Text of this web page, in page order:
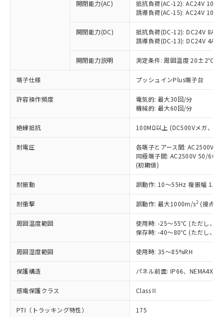
開閉能力(AC)
抵抗負荷(AC-12): AC24V 10A/
誘導負荷(AC-15): AC24V
開閉能力(DC)
抵抗負荷(DC-12): DC24V 8A/
誘導負荷(DC-13): DC24V 4A/
開閉能力説明 測定条件: 周囲温度 20±2℃、
端子仕様 プッシュインPlus端子台
許容操作頻度
電気的: 最大30回/分
機械的: 最大60回/分
絶縁抵抗 100MΩ以上 (DC500Vメガ、点
耐電圧
各端子とアース間: AC2500V
同極端子間: AC2500V 50/
(初期値)
耐振動 誤動作: 10～55Hz 複振幅
耐衝撃 誤動作: 最大1000m/s2 (接点
周囲温度範囲
使用時: -25～55℃ (ただし、氷
保存時: -40～80℃ (ただし、氷
周囲湿度範囲 使用時: 35～85%RH
保護構造 パネル前面: IP66、NEMA4X,
感電保護クラス Class II
PTI（トラッキング特性） 175
本サービスの対象外となる商品もある
ことをご了承ください。
在庫状況および標準価格照会結果は、
記載している更新日時点での社内デー
タに基づき作成されるものであり、閲
覧された時点での実際の在庫および標
正式な納期状況および標準価格はお客
様のお取引先、またはお客様担当のオ
ムロン制御機器販売店・当社販売員に
オムロン制御機器販売店や当社販売拠
販売ネットワーク
」をご確認
在庫状況および標準価格結果を当社の
示しないようお願いします。
マイパーツ機能（部品リスト作成サー
ビス）をご利用いただくには、I-Web
メンバーズにご登録されている必要が
お客様が当ウェブサイト上で当社にご
登録された部品リストについて、当社
および当社の共同利用者が、当社の製
品・サービスに関するお客様との取
引・商談に必要な範囲で利用すること
をご了承ください。
の共同利用に関して"
の「1.共同利
仕入先様の事情により、非含有部品として
いたものが、含有品と判明した場合などや
むを得ず変更することがあります。
ミウム(Cd) 100ppm以下、
六価クロム(Cr(Ⅵ)) 1000ppm以下、ポリ臭化ビフェニル
類(PBB) 1000ppm以下、ポリ臭化ジフェニルエーテル類
(PBDE) 1000ppm以下、フタル酸ビス(2-エチルヘキシ
ルベンジル（BBP） 1000ppm以下、フタル酸ジブチル
（DBP） 1000ppm以下、フタル酸ジイソブチル
適用除外項目は除く。
フタル酸エステル類の４物質については閾値を超える意
図的な使用がないことを確認しています。
部品在庫の切り替え状況などにより、予定
月が前後することがあります。
※3 非含有証明書ダウンロード
下記の非含有証明書をダウンロードするこ
EU RoHS指令（10物質）の非含有証明書
51物質の非含有証明書（当社基準）
「×」：最大均質材料含有率が中国RoHSの
基準値を超えていることを示します。
「－」：未確認です。当社販売部門へお問
い合わせください。
*中国RoHS10物質の基準値 (GB/T26572)：
Pb(鉛) :1000ppm、 Hg(水銀) : 1000ppm、 Cd(カドミウ
Cr(Ⅵ)(六価クロム) : 1000ppm、 PBBs(ポリ臭化ビフェ
DBP(フタル酸ジブチル) : 1000ppm、 DIBP(フタル酸ジ
イソブチル) : 1000ppm、 BBP(フタル酸ブチルベンジ
DEHP(フタル酸ビス(2-エチルヘキシル)) : 1000ppm
「ｅ」：有害物質（10物質）のすべてが基
準値以下であることを示します。
「10」：通常の使用状況下において有害物
質が外部に漏えいし、環境に深刻な影響を
及ぼさない年数を意味します。
「－」：未確認です。当社販売部門へお問
当社は、これら貴社製品のうち、外国
為替および外国貿易法に定める商品
（以下｢規制貨物等」という）を輸出
または国外への提供する場合は、日本
国政府の輸出許可(または役務取引許
可)を取得するなどの必要な手続きを
当社は規制貨物を破棄する場合は、完
全に破砕するなど、違法に輸出されな
いよう必要な手段を講じます。
当社は貴社製品を、核兵器、ミサイ
ル、化学兵器、生物兵器またはその他
武器並びにこれらの製造装置等に一切
当社は、貴社製品を第三者に販売する
場合は、上記1、2および3の内容を当
該第三者に通知します。また当社は、
販売先および販売に係わる関係者が違
法に輸出するおそれがある場合は、取
キャンセル
一定数以上の在庫あり
一定数には満たないが在庫あり
在庫なし(最新の在庫状況につ
いては、お客様のお取引先、ま
たはお客様担当のオムロン制御
機器販売店・当社販売員にご確
受注生産機種、また在庫状況の
情報を公開していない機種